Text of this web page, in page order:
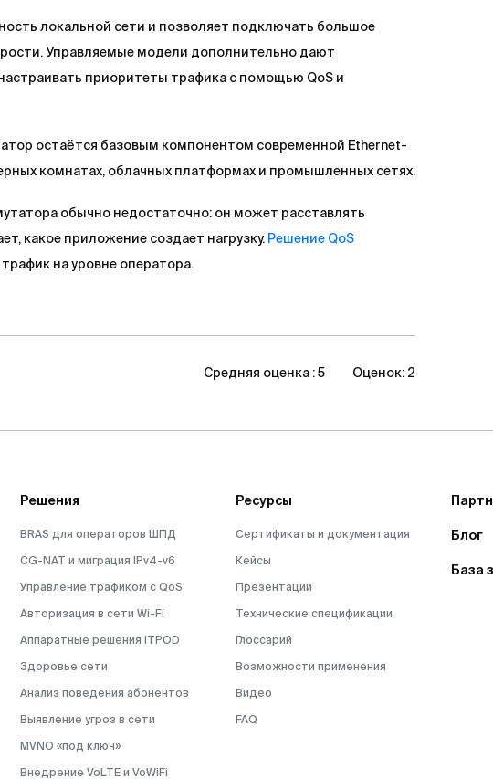
локальной сети и позволяет подключать большое
Управляемые модели дополнительно дают
приоритеты трафика с помощью QoS и
остаётся базовым компонентом современной Ethernet-
комнатах, облачных платформах и промышленных сетях.
обычно недостаточно: он может расставлять
какое приложение создает нагрузку. Решение QoS
на уровне оператора.
Средняя оценка :5 Оценок: 2
Решения
BRAS для операторов ШПД
CG-NAT и миграция IPv4-v6
Управление трафиком с QoS
Авторизация в сети Wi-Fi
Аппаратные решения ITPOD
Здоровье сети
Анализ поведения абонентов
Выявление угроз в сети
MVNO «под ключ»
Внедрение VoLTE и VoWiFi
Ресурсы
Сертификаты и документация
Кейсы
Презентации
Технические спецификации
Глоссарий
Возможности применения
Видео
FAQ
Блог
База